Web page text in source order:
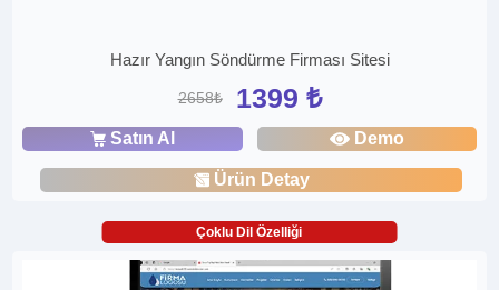
Hazır Yangın Söndürme Firması Sitesi
2658₺ 1399 ₺
Satın Al Demo
Ürün Detay
Çoklu Dil Özelliği